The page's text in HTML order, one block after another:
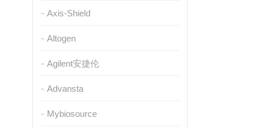
Axis-Shield
Altogen
Agilent安捷伦
Advansta
Mybiosource